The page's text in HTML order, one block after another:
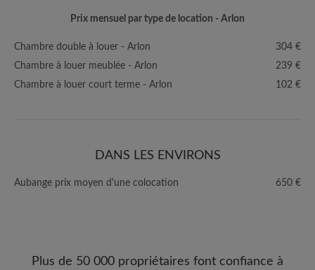
Prix mensuel par type de location - Arlon
Chambre double à louer - Arlon
304 €
Chambre à louer meublée - Arlon
239 €
Chambre à louer court terme - Arlon
102 €
DANS LES ENVIRONS
Aubange prix moyen d'une colocation 650 €
Plus de 50 000 propriétaires font confiance à